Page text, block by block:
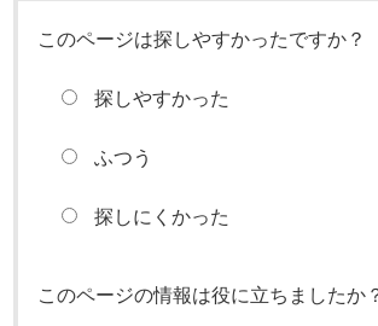
このページは探しやすかったですか？
探しやすかった
ふつう
探しにくかった
このページの情報は役に立ちましたか